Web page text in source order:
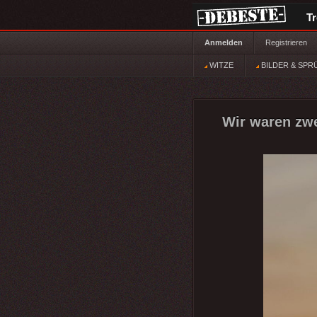
Anmelden Registrieren
WITZE BILDER &
Wir waren